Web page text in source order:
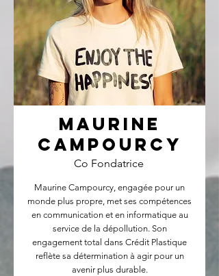
Maurine
Campourcy
Co Fondatrice
Maurine Campourcy, engagée pour un
monde plus propre, met ses compétences
en communication et en informatique au
service de la dépollution. Son
engagement total dans Crédit Plastique
reflète sa détermination à agir pour un
avenir plus durable.